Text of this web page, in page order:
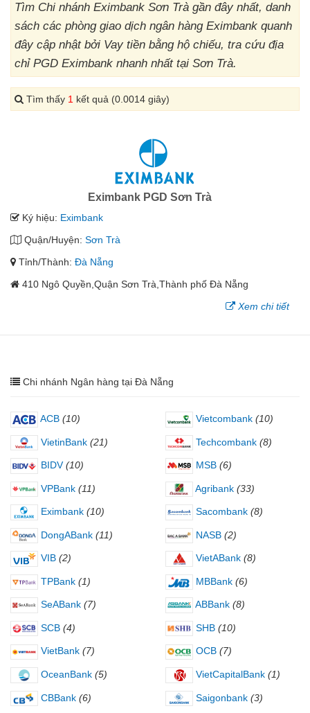
Tìm Chi nhánh Eximbank Sơn Trà gần đây nhất, danh
sách các phòng giao dịch ngân hàng Eximbank quanh
đây cập nhật bởi Vay tiền bằng hộ chiếu, tra cứu địa
chỉ PGD Eximbank nhanh nhất tại Sơn Trà.
Tìm thấy 1 kết quả (0.0014 giây)
Eximbank PGD Sơn Trà
Ký hiệu: Eximbank
Quận/Huyện: Sơn Trà
Tỉnh/Thành: Đà Nẵng
410 Ngô Quyền,Quận Sơn Trà,Thành phố Đà Nẵng
Xem chi tiết
Chi nhánh Ngân hàng tại Đà Nẵng
ACB (10) Vietcombank (10)
VietinBank (21) Techcombank (8)
BIDV (10) MSB (6)
VPBank (11) Agribank (33)
Eximbank (10) Sacombank (8)
DongABank (11) NASB (2)
VIB (2) VietABank (8)
TPBank (1) MBBank (6)
SeABank (7) ABBank (8)
SCB (4) SHB (10)
VietBank (7) OCB (7)
OceanBank (5) VietCapitalBank (1)
CBBank (6) Saigonbank (3)